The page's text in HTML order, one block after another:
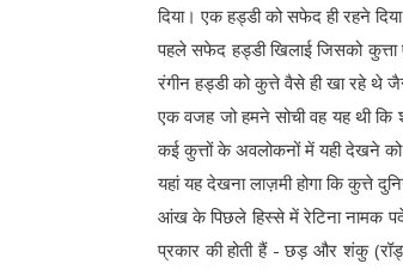
दिया। एक हड्डी को सफेद ही रहने
पहले सफेद हड्डी खिलाई जिसको कुत्ता
रंगीन हड्डी को कुत्ते वैसे ही खा रहे थे
एक वजह जो हमने सोची वह यह थी कि
कई कुत्तों के अवलोकनों में यही देखने को
यहां यह देखना लाज़मी होगा कि कुत्ते
आंख के पिछले हिस्से में रेटिना नामक
प्रकार की होती हैं - छड़ और शंकु